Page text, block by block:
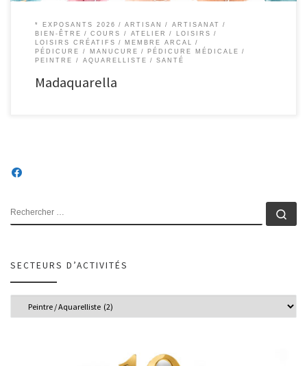
* EXPOSANTS 2026 ARTISAN
ARTISANAT
BIEN-ÊTRE
COURS / ATELIER
LOISIRS
LOISIRS CRÉATIFS
MEMBRE ARCAL
PÉDICURE / MANUCURE
PÉDICURE MÉDICALE
PEINTRE / AQUARELLISTE
SANTÉ
Madaquarella
RECHERCHER
SECTEURS D’ACTIVITÉS